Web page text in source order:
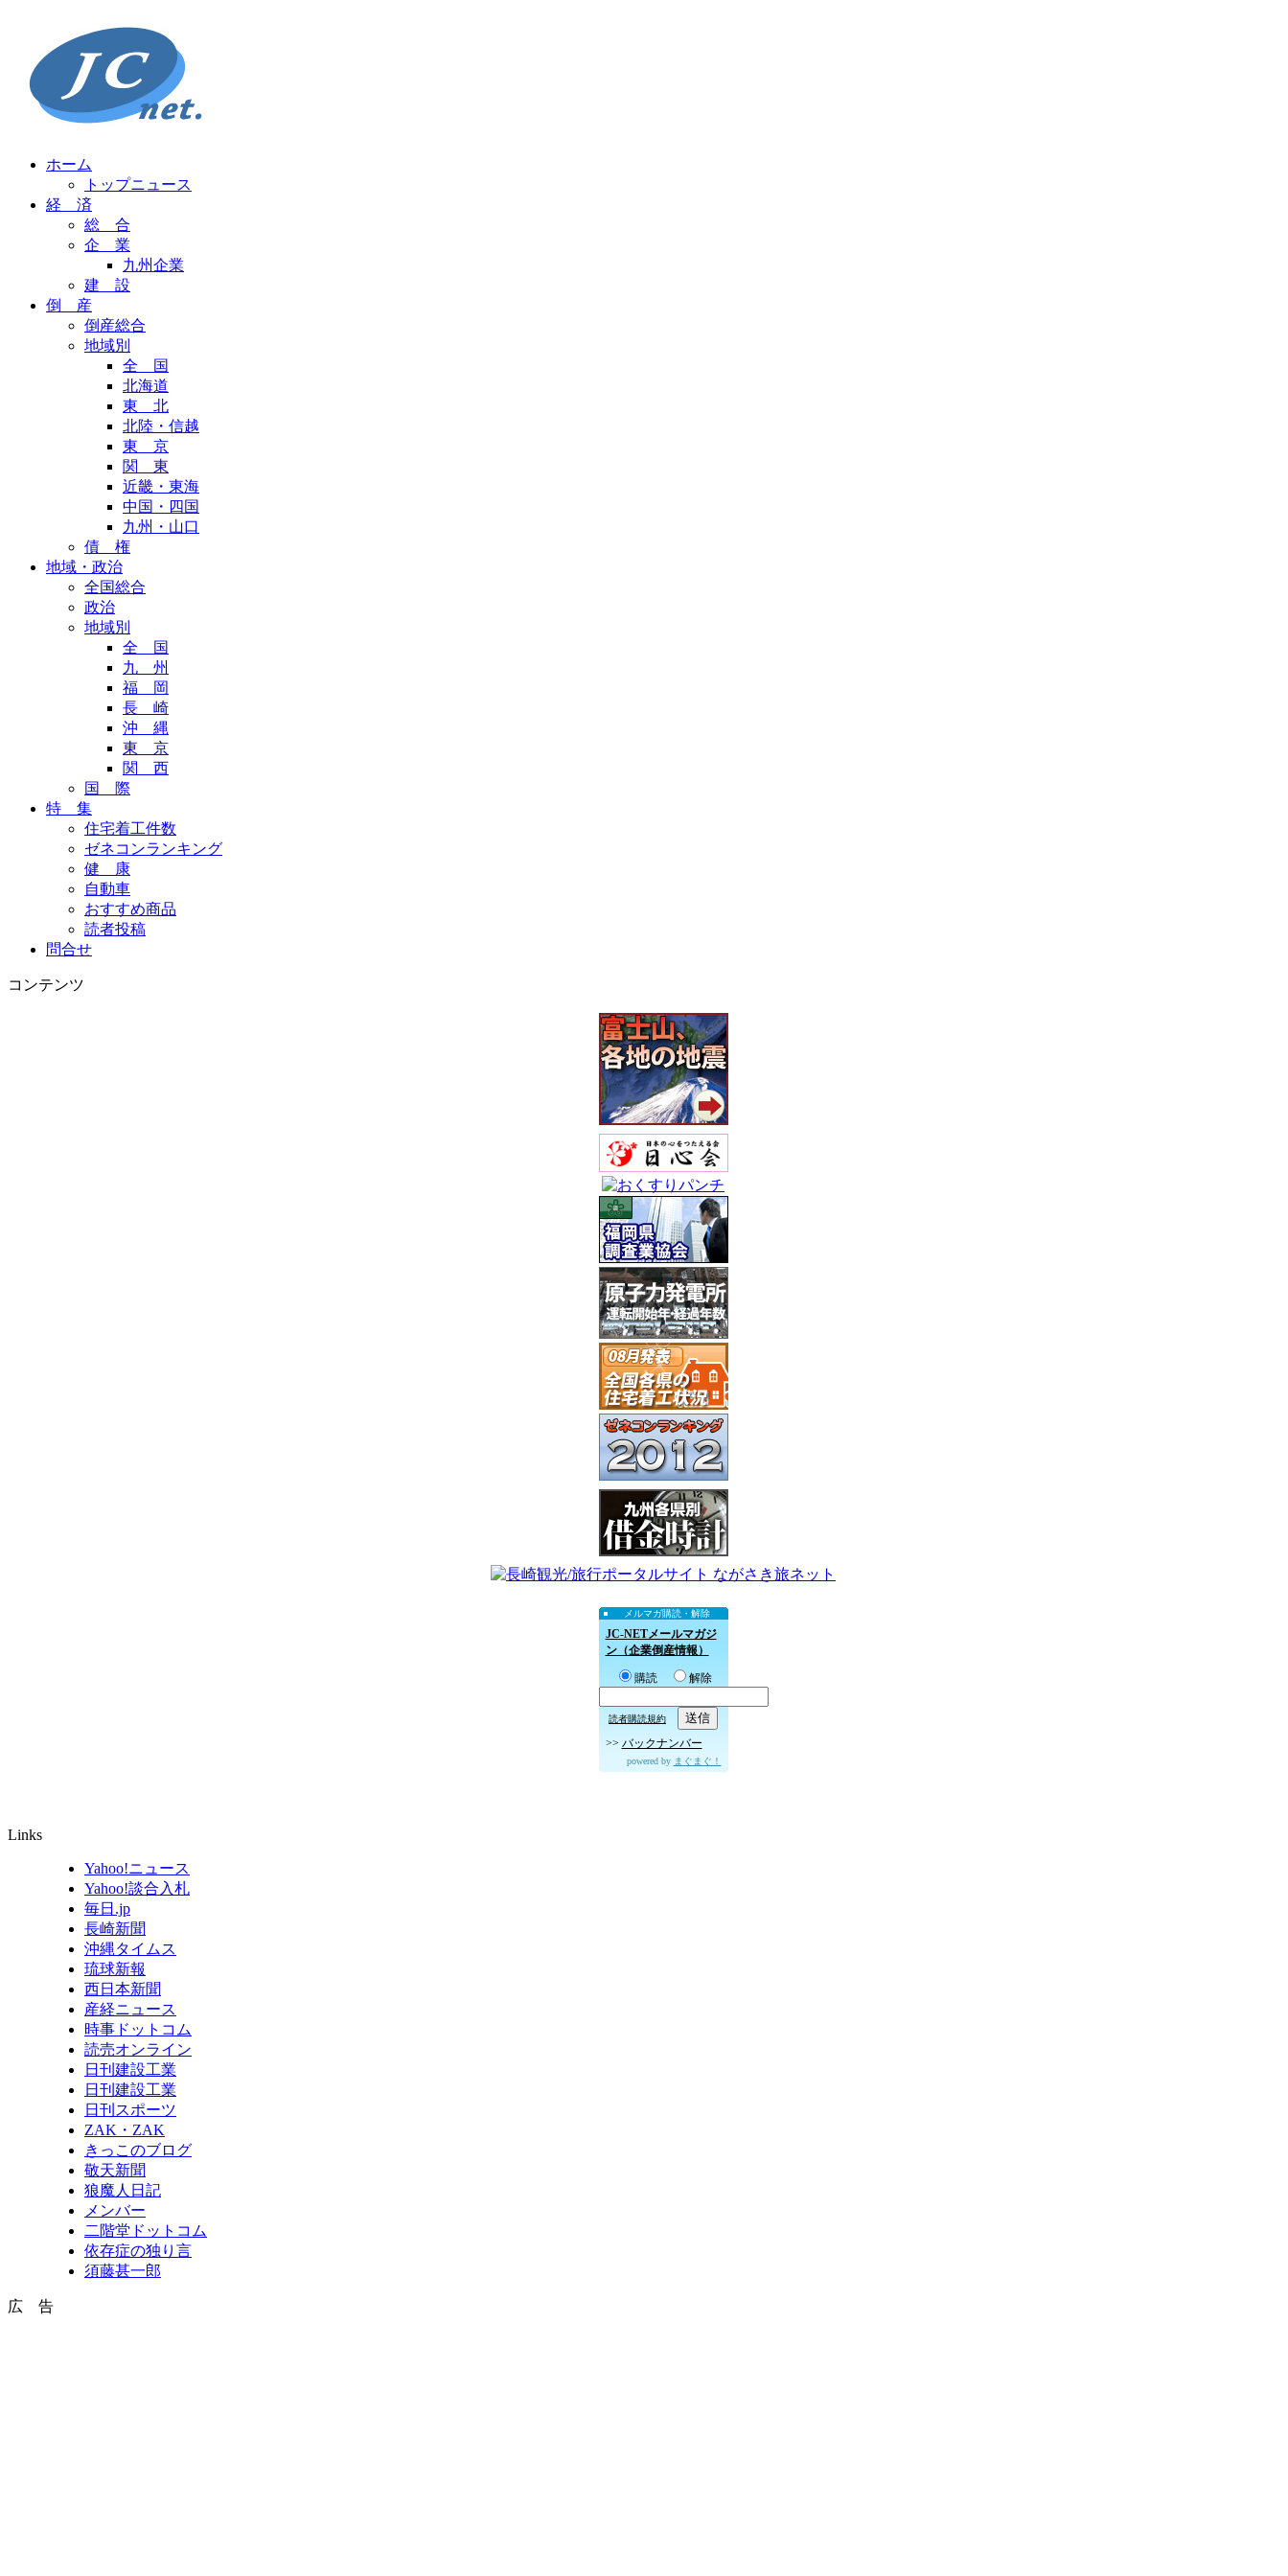
ホーム
トップニュース
経 済
総 合
企 業
九州企業
建 設
倒 産
倒産総合
地域別
全 国
北海道
東 北
北陸・信越
東 京
関 東
近畿・東海
中国・四国
九州・山口
債 権
地域・政治
全国総合
政治
地域別
全 国
九 州
福 岡
長 崎
沖 縄
東 京
関 西
国 際
特 集
住宅着工件数
ゼネコンランキング
健 康
自動車
おすすめ商品
読者投稿
問合せ
コンテンツ
メルマガ購読・解除
JC-NETメールマガジ
ン（企業倒産情報）
購読 解除
読者購読規約
>> バックナンバー
powered by まぐまぐ！
Links
Yahoo!ニュース
Yahoo!談合入札
毎日.jp
長崎新聞
沖縄タイムス
琉球新報
西日本新聞
産経ニュース
時事ドットコム
読売オンライン
日刊建設工業
日刊建設工業
日刊スポーツ
ZAK・ZAK
きっこのブログ
敬天新聞
狼魔人日記
メンバー
二階堂ドットコム
依存症の独り言
須藤甚一郎
広 告